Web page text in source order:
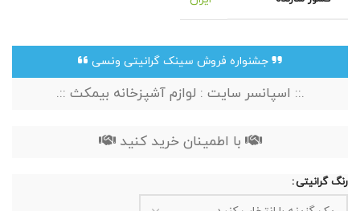
جشنواره فروش سینک گرانیتی ونسی
.:: اسپانسر سایت : لوازم آشپزخانه بیمکث ::.
با اطمینان خرید کنید
رنگ گرانیتی